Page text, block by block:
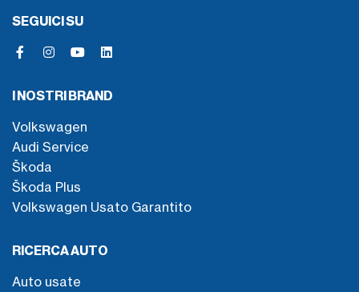
SEGUICI SU
I NOSTRI BRAND
Volkswagen
Audi Service
Škoda
Škoda Plus
Volkswagen Usato Garantito
RICERCA AUTO
Auto usate